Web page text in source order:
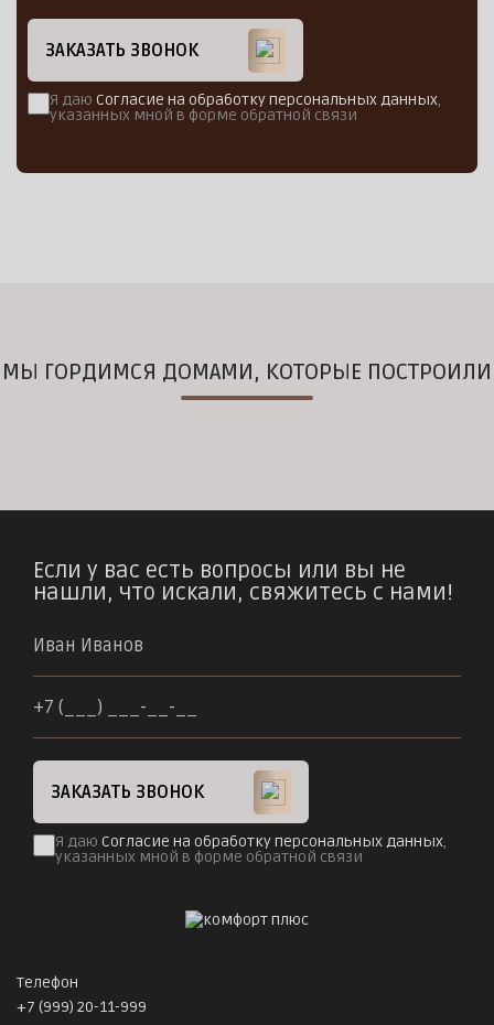
ЗАКАЗАТЬ ЗВОНОК
Я даю Согласие на обработку персональных данных,
указанных мной в форме обратной связи
МЫ ГОРДИМСЯ ДОМАМИ, КОТОРЫЕ ПОСТРОИЛИ
Если у вас есть вопросы или вы не
нашли, что искали, свяжитесь с нами!
ЗАКАЗАТЬ ЗВОНОК
Я даю Согласие на обработку персональных данных,
указанных мной в форме обратной связи
Телефон
+7 (999) 20-11-999